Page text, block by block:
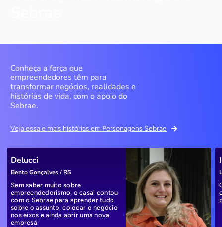
Conheça a força que
empreendedores têm para
transformar negócios, realidades e
histórias de vida, com o apoio do
Sebrae.
Veja essa e mais histórias em Personagens Sebrae
Delucci
Bento Gonçalves / RS
Sem saber muito sobre
empreendedorismo, o casal contou
com o Sebrae para aprender tudo
sobre o assunto, colocar o negócio
nos eixos e ainda abrir uma nova
empresa